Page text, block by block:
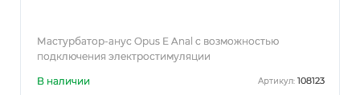
Мастурбатор-анус Opus E Anal с возможностью
подключения электростимуляции
В наличии Артикул: 108123